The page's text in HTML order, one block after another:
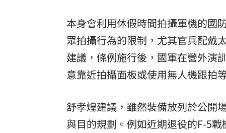
本身會利用休假時間拍攝軍機的國
眾拍攝行為的限制，尤其官兵配戴
建議，條例施行後，國軍在營外演
意靠近拍攝面板或使用無人機跟拍
舒孝煌建議，雖然裝備放列於公開
與目的規劃。例如近期退役的F-5